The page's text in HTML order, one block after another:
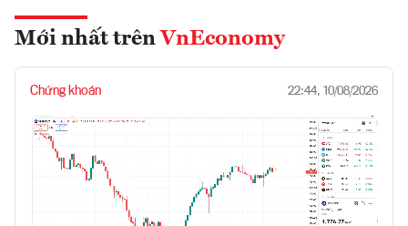
Mới nhất trên VnEconomy
Chứng khoán 22:44, 10/08/2026